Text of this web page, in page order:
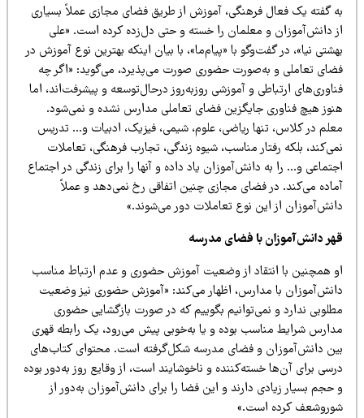
گفته یک فعال فرهنگی، آموزش از طریق فضای مجازی عملاً بسیاری
دانش‌آموزان و معلمان را خسته و حتی دل‌زده کرده است. «علی
نیا»، در گفت‌وگو با «پیام‌ما»، با بیان اینکه بهترین نوع آموزش در
تعاملی و به‌صورت حضوری صورت می‌پذیرد، می‌گوید: «اگر چه
ارتباطی و آموزشی روزبه‌روز درحال‌توسعه و پیشرفت‌اند، اما
هیچ فناوری جایگزین فضای تعاملی مدارس نشده و نمی‌شود.
در کلاس، تنها ریاضی، علوم، شیمی، فیزیک، ادبیات و… تدریس
بلکه رفتار مناسب، شیوه زندگی، تجارب فرهنگی، تعاملات
و… را به دانش‌آموزان یاد داده و آنها را برای زندگی در اجتماع
می‌کند. در فضای مجازی چنین اتفاقی رخ نمی‌دهد و عملاً
از این نوع تعاملات دور می‌شوند.»
دانش‌آموزان با فضای مدرسه
همچنین با انتقاد از وضعیت آموزش حضوری و عدم ارتباط مناسب
با مدارس، اظهار می‌کند: «آموزش حضوری نیز وضعیت
ندارد و نمی‌توانیم بگوییم که در صورت بازگشایی حضوری
شرایط مناسب بوده و یا به‌خوبی پیش می‌رود، یک رابطه قهری
دانش‌آموزان و فضای مدرسه شکل‌گرفته است. محتوای کتاب‌های
برای آن‌ها خسته‌کننده و ناخوشایند است، از وقایع روز به‌دور بوده
حجم بسیار زیادی دارند و این فضا را برای دانش‌آموزان به‌دور از
کرده است.»